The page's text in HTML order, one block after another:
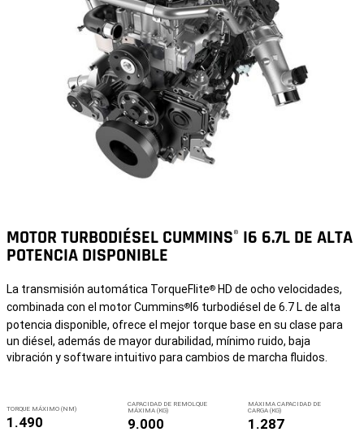
MOTOR TURBODIÉSEL CUMMINS® I6 6.7L DE ALTA
POTENCIA DISPONIBLE
La transmisión automática TorqueFlite® HD de ocho velocidades,
combinada con el motor Cummins® I6 turbodiésel de 6.7 L de alta
potencia disponible, ofrece el mejor torque base en su clase para
un diésel, además de mayor durabilidad, mínimo ruido, baja
vibración y software intuitivo para cambios de marcha fluidos.
TORQUE MÁXIMO (NM)
1.490
CAPACIDAD DE REMOLQUE
MÁXIMA (KG)
9.000
MÁXIMA CAPACIDAD DE
CARGA (KG)
1.287